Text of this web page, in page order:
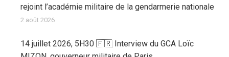
rejoint l’académie militaire de la gendarmerie nationale
2 août 2026
14 juillet 2026, 5H30 🇫🇷 Interview du GCA Loïc